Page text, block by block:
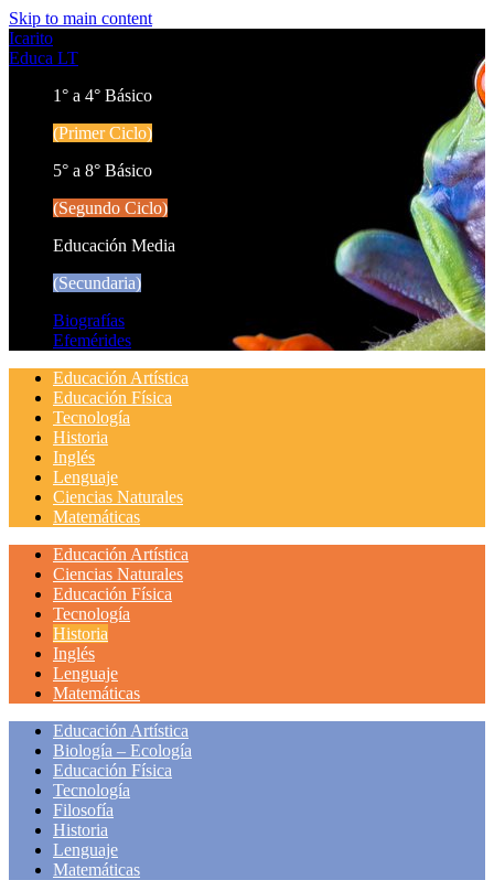
Skip to main content
Icarito
Educa LT
1° a 4° Básico
(Primer Ciclo)
5° a 8° Básico
(Segundo Ciclo)
Educación Media
(Secundaria)
Biografías
Efemérides
Educación Artística
Educación Física
Tecnología
Historia
Inglés
Lenguaje
Ciencias Naturales
Matemáticas
Educación Artística
Ciencias Naturales
Educación Física
Tecnología
Historia
Inglés
Lenguaje
Matemáticas
Educación Artística
Biología – Ecología
Educación Física
Tecnología
Filosofía
Historia
Lenguaje
Matemáticas